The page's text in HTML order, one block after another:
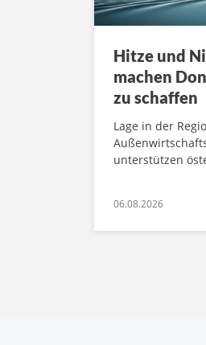
Hitze und
machen
zu schaffen
Lage in der
unterstützen
06.08.2026